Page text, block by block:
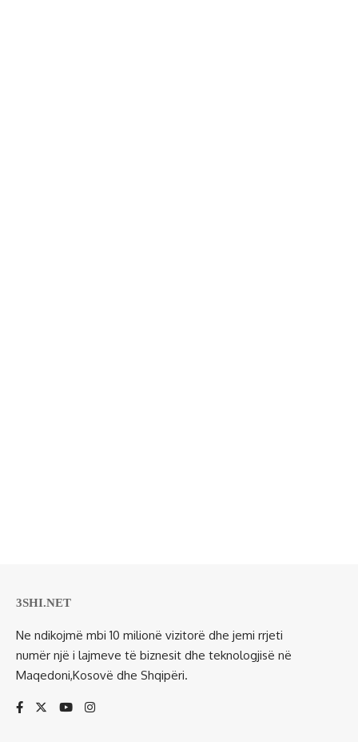
3SHI.NET
Ne ndikojmë mbi 10 milionë vizitorë dhe jemi rrjeti
numër një i lajmeve të biznesit dhe teknologjisë në
Maqedoni,Kosovë dhe Shqipëri.